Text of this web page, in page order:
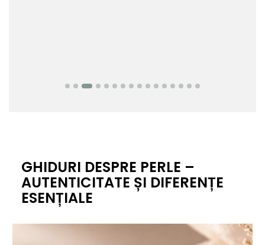
GHIDURI DESPRE PERLE –
AUTENTICITATE ȘI DIFERENȚE
ESENȚIALE